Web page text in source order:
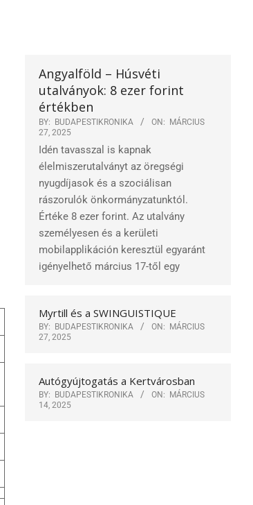
Angyalföld – Húsvéti
utalványok: 8 ezer forint
értékben
BY: BUDAPESTIKRONIKA ON:
MÁRCIUS
27, 2025
Idén tavasszal is kapnak
élelmiszerutalványt az öregségi
nyugdíjasok és a szociálisan
rászorulók önkormányzatunktól.
Értéke 8 ezer forint. Az utalvány
személyesen és a kerületi
mobilapplikáción keresztül egyaránt
igényelhető március 17-től egy
Myrtill és a SWINGUISTIQUE
BY: BUDAPESTIKRONIKA ON:
MÁRCIUS
27, 2025
Autógyújtogatás a Kertvárosban
BY: BUDAPESTIKRONIKA ON:
MÁRCIUS
14, 2025